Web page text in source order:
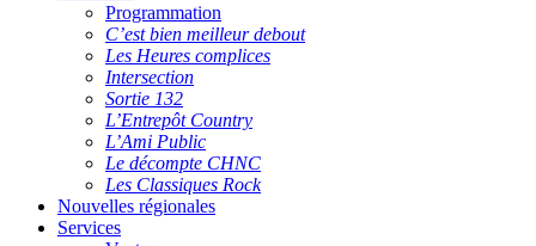
Programmation
C’est bien meilleur debout
Les Heures complices
Intersection
Sortie 132
L’Entrepôt Country
L’Ami Public
Le décompte CHNC
Les Classiques Rock
Nouvelles régionales
Services